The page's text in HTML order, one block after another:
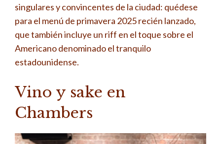
singulares y convincentes de la ciudad: quédese
para el menú de primavera 2025 recién lanzado,
que también incluye un riff en el toque sobre el
Americano denominado el tranquilo
estadounidense.
Vino y sake en
Chambers